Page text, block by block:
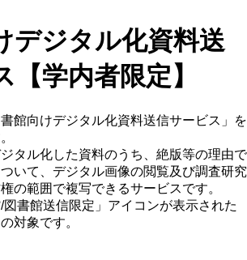
デジタル化資料送
【学内者限定】
館向けデジタル化資料送信サービス」を
タル化した資料のうち、絶版等の理由で
いて、デジタル画像の閲覧及び調査研究
の範囲で複写できるサービスです。
書館送信限定」アイコンが表示された
対象です。